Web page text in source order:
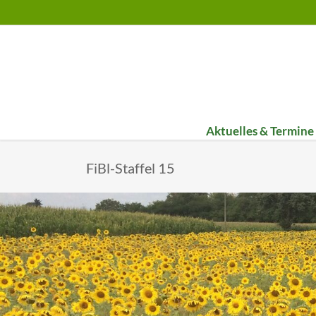
Aktuelles & Termine
Infoteam on Tour
FiBl-Staffel 2025
FiBl-Staffel 2024
Jahresbericht 2025
Jahresbericht 2024
Jahresbericht 2023
2.
3.
FiBl-Staffel 15